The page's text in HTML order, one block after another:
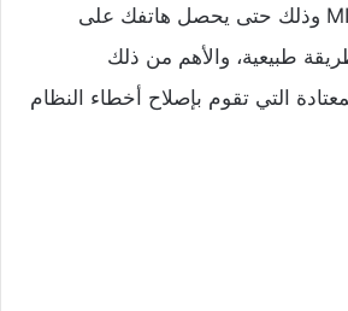
كان HyperOS أو MIUI وذلك حتى يحصل هاتفك على
طبيعية، والأهم من ذلك
التي تقوم بإصلاح أخطاء النظام